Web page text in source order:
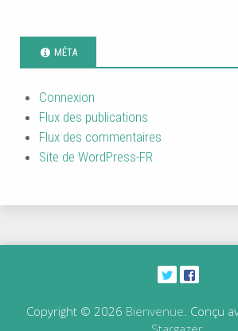
MÉTA
Connexion
Flux des publications
Flux des commentaires
Site de WordPress-FR
Copyright © 2026 Bienvenue. Conçu